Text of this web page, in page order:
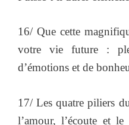
16/ Que cette
votre vie future :
d’émotions et de
17/ Les quatre piliers
l’amour, l’écoute et